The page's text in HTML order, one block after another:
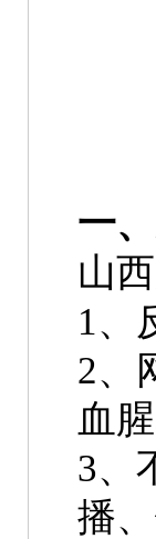
一
山
1、
2、
血
3、
播